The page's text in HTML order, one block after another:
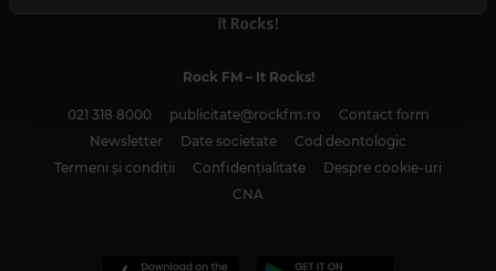
continuați să utilizați website-ul nostru, sunteți de acord
Rock FM– It Rocks!
021 318 8000 publicitate@rockfm.ro
Contact form
Newsletter
Date societate
Cod deontologic
Termeni și condiții
Confidențialitate
Despre cookie-uri
CNA